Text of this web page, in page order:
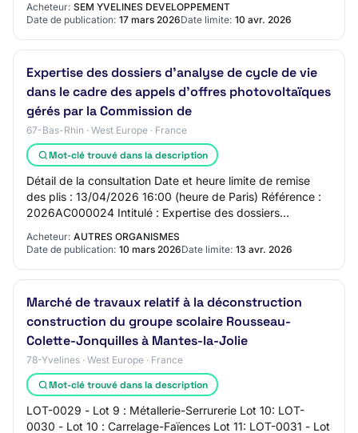
Acheteur: SEM YVELINES DEVELOPPEMENT
Date de publication: 17 mars 2026Date limite: 10 avr. 2026
Expertise des dossiers d’analyse de cycle de vie
dans le cadre des appels d’offres photovoltaïques
gérés par la Commission de
67-Bas-Rhin · West Europe · France
Mot-clé trouvé dans la description
Détail de la consultation Date et heure limite de remise
des plis : 13/04/2026 16:00 (heure de Paris) Référence :
2026AC000024 Intitulé : Expertise des dossiers
Acheteur: AUTRES ORGANISMES
Date de publication: 10 mars 2026Date limite: 13 avr. 2026
Marché de travaux relatif à la déconstruction
construction du groupe scolaire Rousseau-
Colette-Jonquilles à Mantes-la-Jolie
78-Yvelines · West Europe · France
Mot-clé trouvé dans la description
LOT-0029 - Lot 9 : Métallerie-Serrurerie Lot 10: LOT-
0030 - Lot 10 : Carrelage-Faïences Lot 11: LOT-0031 - Lot